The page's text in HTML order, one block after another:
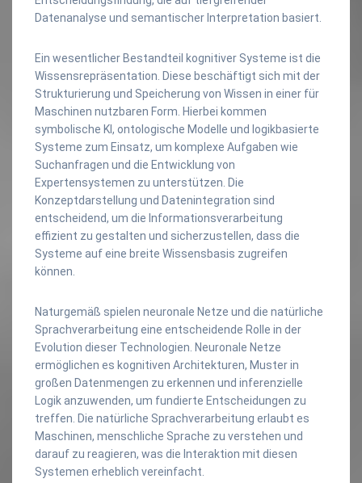
Datenanalyse und semantischer Interpretation basiert.
Ein wesentlicher Bestandteil kognitiver Systeme ist die
Wissensrepräsentation. Diese beschäftigt sich mit der
Strukturierung und Speicherung von Wissen in einer für
Maschinen nutzbaren Form. Hierbei kommen
symbolische KI, ontologische Modelle und logikbasierte
Systeme zum Einsatz, um komplexe Aufgaben wie
Suchanfragen und die Entwicklung von
Expertensystemen zu unterstützen. Die
Konzeptdarstellung und Datenintegration sind
entscheidend, um die Informationsverarbeitung
effizient zu gestalten und sicherzustellen, dass die
Systeme auf eine breite Wissensbasis zugreifen
können.
Naturgemäß spielen neuronale Netze und die natürliche
Sprachverarbeitung eine entscheidende Rolle in der
Evolution dieser Technologien. Neuronale Netze
ermöglichen es kognitiven Architekturen, Muster in
großen Datenmengen zu erkennen und inferenzielle
Logik anzuwenden, um fundierte Entscheidungen zu
treffen. Die natürliche Sprachverarbeitung erlaubt es
Maschinen, menschliche Sprache zu verstehen und
darauf zu reagieren, was die Interaktion mit diesen
Systemen erheblich vereinfacht.